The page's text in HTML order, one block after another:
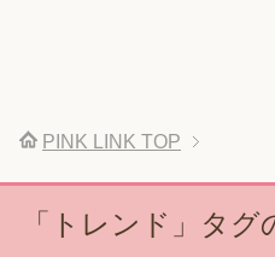
PINK LINK TOP
「トレンド」タグ